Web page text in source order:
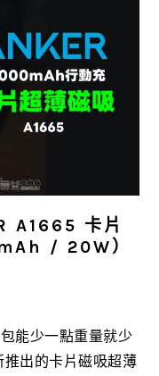
A1665 卡片
/ 20W）
能少一點重量就少
出的卡片磁吸超薄